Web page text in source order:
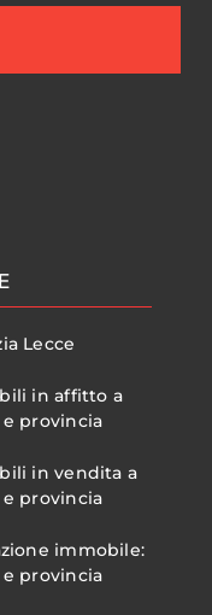
Lecce
in affitto a
e provincia
in vendita a
e provincia
immobile:
e provincia